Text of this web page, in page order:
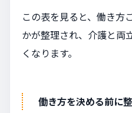
この表を見ると、働き方
かが整理され、介護と両
くなります。
働き方を決める前に